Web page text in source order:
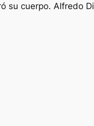
su cuerpo. Alfredo Di